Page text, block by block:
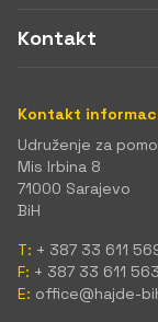
Kontakt
Kontakt
Udruženje za
Mis Irbina 8
71000 Sarajevo
BiH
T: + 387 33 611
F: + 387 33 611 563
E: office@hajde-